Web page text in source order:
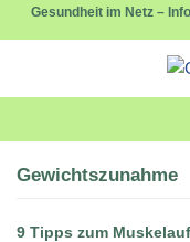
Gesundheit im Netz –
Gewichtszunahme
9 Tipps zum